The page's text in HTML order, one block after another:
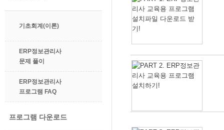
기초회계(이론)
ERP정보관리사
문제 풀이
ERP정보관리사
프로그램 FAQ
프로그램 다운로드